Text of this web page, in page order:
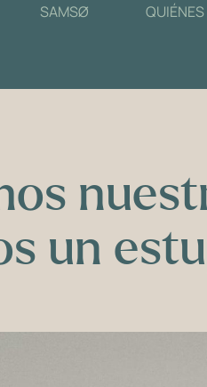
SAMSØ
un